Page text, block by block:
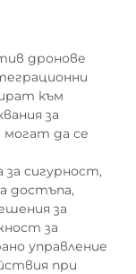
дронове
към
за
да се
сигурност,
достъпа,
за
за
управление
при